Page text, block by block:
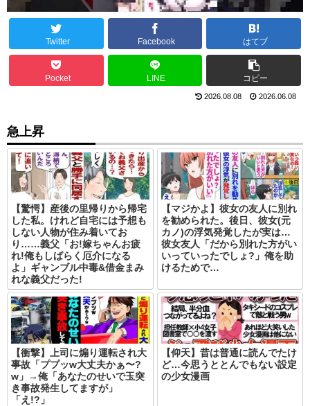
Twitter Facebook はてブ
Pocket LINE コピー
2026.08.08 2026.06.08
急上昇
【驚愕】産後の里帰りから帰宅
した私。けれど自宅には予想も
しない人物が住み着いてお
り……義父「お!嫁ちゃんお疲
れ!俺もしばらく厄介になる
よ」ギャンブル中毒&借金まみ
れな義父だった!
【マジかよ】彼女の友人に別れ
を勧められた。後日、彼女(元
カノ)の浮気発覚したが実は…
彼女友人「だから別れた方がい
いっていったでしょ?」俺を助
けるためで…
【衝撃】上司に煽り運転され大
事故「ププッw大丈夫かぁ〜?
w」→俺「あなたのせいで玉突
き事故発生してますが」
「え!?」
【仰天】昔は普通に読んでたけ
ど…今思うととんでもない設定
の少女漫画